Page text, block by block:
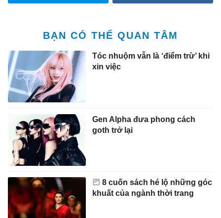
BẠN CÓ THỂ QUAN TÂM
Tóc nhuộm vẫn là ‘điểm trừ’ khi
xin việc
Gen Alpha đưa phong cách
goth trở lại
8 cuốn sách hé lộ những góc
khuất của ngành thời trang